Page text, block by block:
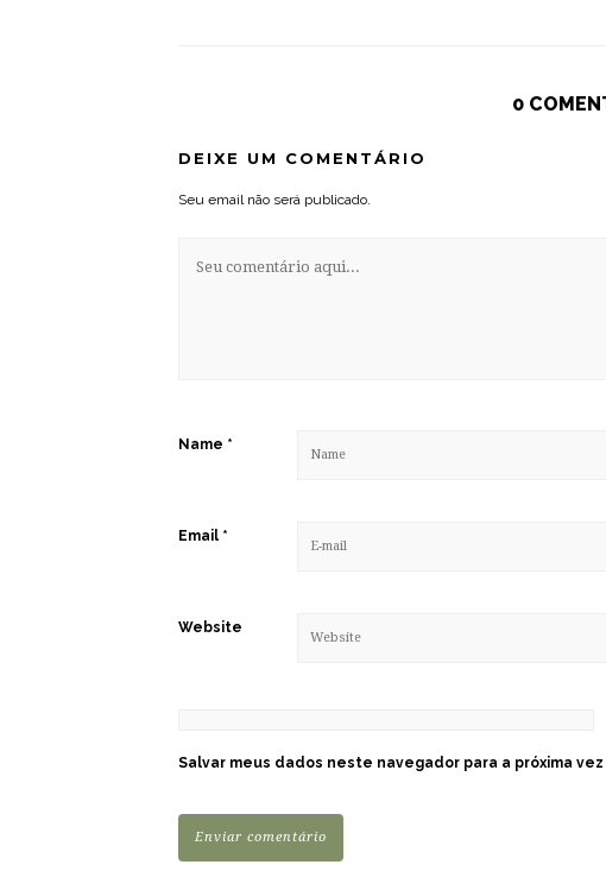
0
DEIXE UM COMENTÁRIO
Seu email não será publicado.
Name *
Email *
Website
Salvar meus dados neste navegador para a próxima